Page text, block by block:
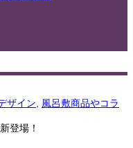
ザイン
風呂敷商品やコラ
登場！